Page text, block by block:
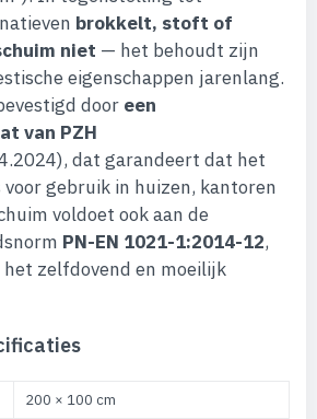
brokkelt, stoft of
niet — het behoudt zijn
eigenschappen jarenlang.
door een
van PZH
dat garandeert dat het
gebruik in huizen, kantoren
voldoet ook aan de
PN-EN 1021-1:2014-12,
zelfdovend en moeilijk
200 × 100 cm